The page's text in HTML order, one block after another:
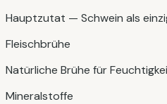
Hauptzutat — Schwein als
Fleischbrühe
Natürliche Brühe für
Mineralstoffe